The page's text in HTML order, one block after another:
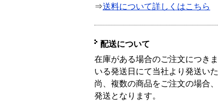
⇒送料について詳しくはこちら
配送について
在庫がある場合のご注文につき
いる発送日にて当社より発送い
尚、複数の商品をご注文の場合
発送となります。